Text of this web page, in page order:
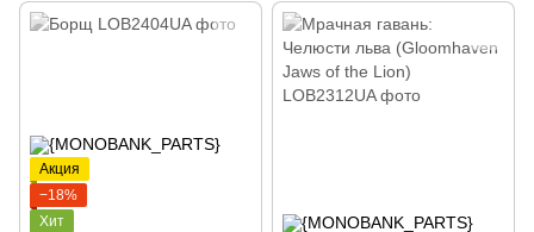
Акция
−18%
Хит